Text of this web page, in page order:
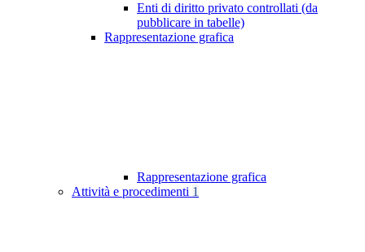
Enti di diritto privato controllati (da
pubblicare in tabelle)
Rappresentazione grafica
Rappresentazione grafica
Attività e procedimenti 1